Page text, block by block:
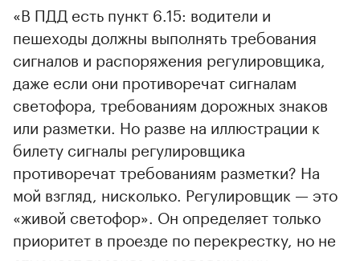
«В ПДД есть пункт 6.15: водители и
пешеходы должны выполнять требования
сигналов и распоряжения регулировщика,
даже если они противоречат сигналам
светофора, требованиям дорожных знаков
или разметки. Но разве на иллюстрации к
билету сигналы регулировщика
противоречат требованиям разметки? На
мой взгляд, нисколько. Регулировщик — это
«живой светофор». Он определяет только
приоритет в проезде по перекрестку, но не